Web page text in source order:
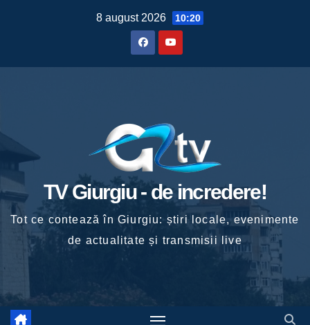
8 august 2026 10:20
TV Giurgiu - de incredere!
Tot ce contează în Giurgiu: știri locale, evenimente
de actualitate și transmisii live